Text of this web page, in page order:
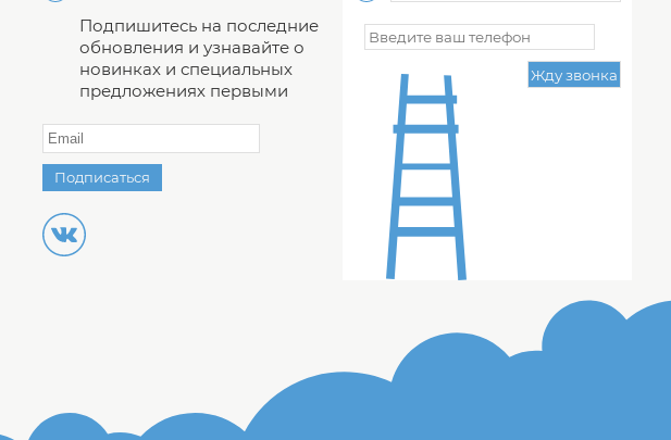
Подпишитесь на последние
обновления и узнавайте о
новинках и специальных
предложениях первыми
Подписаться